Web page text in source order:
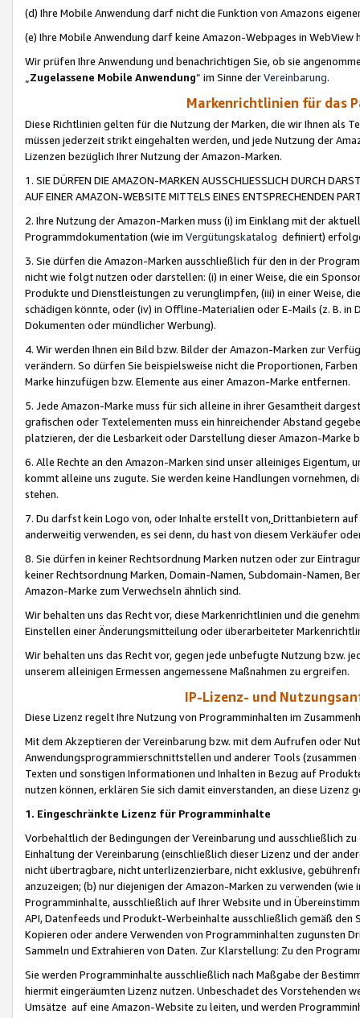
(d) Ihre Mobile Anwendung darf nicht die Funktion von Amazons
(e) Ihre Mobile Anwendung darf keine Amazon-Webpages in WebView
Wir prüfen Ihre Anwendung und benachrichtigen Sie, ob sie
„Zugelassene Mobile Anwendung“ im Sinne derVereinbarung.
Markenrichtlinien für das
Diese Richtlinien gelten für die Nutzung der Marken, die wir Ihnen als
müssen jederzeit strikt eingehalten werden, und jede Nutzung der
Lizenzen bezüglich Ihrer Nutzung der Amazon-Marken.
1. SIE DÜRFEN DIE AMAZON-MARKEN AUSSCHLIESSLICH DURCH
AUF EINER AMAZON-WEBSITE MITTELS EINES ENTSPRECHENDEN
2. Ihre Nutzung der Amazon-Marken muss (i) im Einklang mit der
Programmdokumentation (wie im Vergütungskatalog definiert)
3. Sie dürfen die Amazon-Marken ausschließlich für den in der
nicht wie folgt nutzen oder darstellen: (i) in einer Weise, die ein
Produkte und Dienstleistungen zu verunglimpfen, (iii) in einer Weise,
schädigen könnte, oder (iv) in Offline-Materialien oder E-Mails (z. B. in
Dokumenten oder mündlicher Werbung).
4. Wir werden Ihnen ein Bild bzw. Bilder der Amazon-Marken zur
verändern. So dürfen Sie beispielsweise nicht die Proportionen,
Marke hinzufügen bzw. Elemente aus einer Amazon-Marke entfernen.
5. Jede Amazon-Marke muss für sich alleine in ihrer Gesamtheit
grafischen oder Textelementen muss ein hinreichender Abstand
platzieren, der die Lesbarkeit oder Darstellung dieser Amazon-Marke
6. Alle Rechte an den Amazon-Marken sind unser alleiniges
kommt alleine uns zugute. Sie werden keine Handlungen vornehmen,
stehen.
7. Du darfst kein Logo von, oder Inhalte erstellt von,Drittanbietern auf
anderweitig verwenden, es sei denn, du hast von diesem Verkäufer
8. Sie dürfen in keiner Rechtsordnung Marken nutzen oder zur
keiner Rechtsordnung Marken, Domain-Namen, Subdomain-Namen,
Amazon-Marke zum Verwechseln ähnlich sind.
Wir behalten uns das Recht vor, diese Markenrichtlinien und die
Einstellen einer Änderungsmitteilung oder überarbeiteter
Wir behalten uns das Recht vor, gegen jede unbefugte Nutzung bzw.
unserem alleinigen Ermessen angemessene Maßnahmen zu ergreifen.
IP-Lizenz- und
Diese Lizenz regelt Ihre Nutzung von Programminhalten im
Mit dem Akzeptieren der Vereinbarung bzw. mit dem Aufrufen oder
Anwendungsprogrammierschnittstellen und anderer Tools (zusammen
Texten und sonstigen Informationen und Inhalten in Bezug auf
nutzen können, erklären Sie sich damit einverstanden, an diese Lizenz
1. Eingeschränkte Lizenz für Programminhalte
Vorbehaltlich der Bedingungen der Vereinbarung und ausschließlich
Einhaltung der Vereinbarung (einschließlich dieser Lizenz und der
nicht übertragbare, nicht unterlizenzierbare, nicht exklusive,
anzuzeigen; (b) nur diejenigen der Amazon-Marken zu verwenden
Programminhalte, ausschließlich auf Ihrer Website und in
API, Datenfeeds und Produkt-Werbeinhalte ausschließlich gemäß
Kopieren oder andere Verwenden von Programminhalten zugunsten
Sammeln und Extrahieren von Daten. Zur Klarstellung: Zu den
Sie werden Programminhalte ausschließlich nach Maßgabe der
hiermit eingeräumten Lizenz nutzen. Unbeschadet des Vorstehenden
Umsätze auf eine Amazon-Website zu leiten, und werden